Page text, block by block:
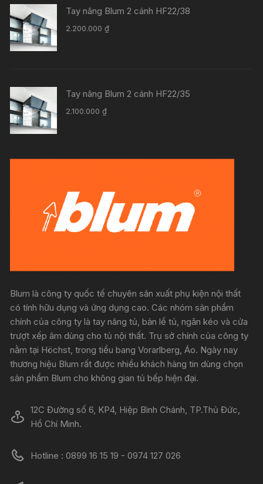
Tay nâng Blum 2 cánh HF22/38
2.200.000₫
Tay nâng Blum 2 cánh HF22/35
2.100.000₫
Blum là công ty quốc tế chuyên sản xuất phụ kiện nội thất
có tính hữu dụng và ứng dụng cao. Các nhóm sản phẩm
chính của công ty là tay nâng tủ, bản lề tủ, ngăn kéo và cửa
trượt xếp âm dùng cho tủ nội thất. Trụ sở chính của công ty
nằm tại Höchst, trong tiểu bang Vorarlberg, Áo. Ngày nay
thương hiệu Blum rất được nhiều khách hàng tin dùng chọn
sản phẩm Blum cho không gian tủ bếp hiện đại.
12C Đường số 6, KP4, Hiệp Bình Chánh, TP.Thủ Đức,
Hồ Chí Minh.
Hotline : 0899 16 15 19 - 0974 127 026